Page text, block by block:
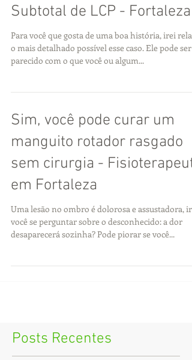
de Lesão parcial de LCA e
Subtotal de LCP - Fortaleza
Para você que gosta de uma boa história, irei
o mais detalhado possível esse caso. Ele pode ser
Sim, você pode curar um
manguito rotador rasgado
sem cirurgia -
em Fortaleza
Uma lesão no ombro é dolorosa e assustadora,
você se perguntar sobre o desconhecido: a dor